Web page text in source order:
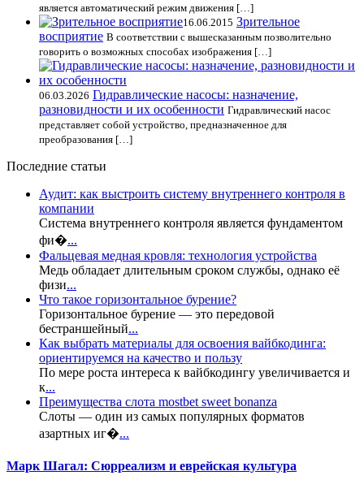
является автоматический режим движения […]
16.06.2015 Зрительное
восприятие В соответствии с вышесказанным позволительно
говорить о возможных способах изображения […]
06.03.2026 Гидравлические насосы: назначение,
разновидности и их особенности Гидравлический насос
представляет собой устройство, предназначенное для
преобразования […]
Последние статьи
Аудит: как выстроить систему внутреннего контроля в
компании
Система внутреннего контроля является фундаментом
фи�...
Фальцевая медная кровля: технология устройства
Медь обладает длительным сроком службы, однако её
физи...
Что такое горизонтальное бурение?
Горизонтальное бурение — это передовой
бестраншейный...
Как выбрать материалы для освоения вайбкодинга:
ориентируемся на качество и пользу
По мере роста интереса к вайбкодингу увеличивается и
к...
Преимущества слота mostbet sweet bonanza
Слоты — один из самых популярных форматов
азартных иг�...
Марк Шагал: Сюрреализм и еврейская культура